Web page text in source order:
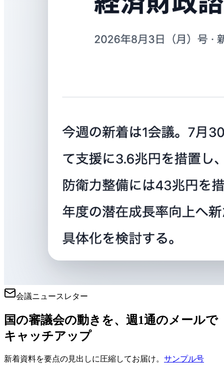
会議ニュースレター
国の審議会の動きを、週1通のメールで
キャッチアップ
新着資料を要点の見出しに圧縮してお届け。 サンプル号